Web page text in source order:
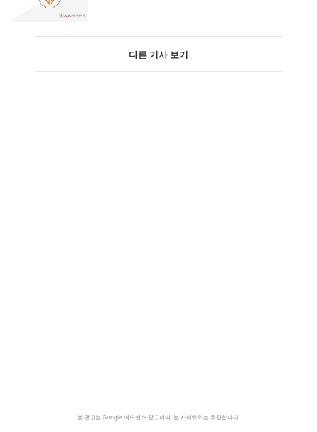
다른 기사 보기
본 광고는 Google 애드센스 광고이며, 본 사이트와는 무관합니다.